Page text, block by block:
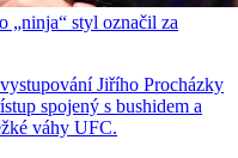
„ninja“ styl označil za
Jiřího Procházky
spojený s bushidem a
váhy UFC.